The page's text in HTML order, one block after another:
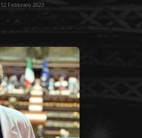
12 Febbraio 2023